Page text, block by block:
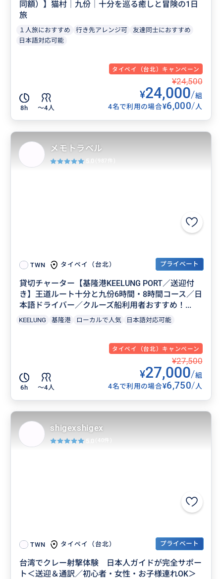
同額）】猫村│九份│十分を巡る癒しと冒険の1日
旅
１人旅におすすめ 行き先アレンジ可
友達同士におすすめ
日本語対応可能
タイペイ（台北）キャンペーン
8h 〜4人
¥24,500
¥24,000/組
4名で利用の場合¥6,000/人
TWN タイペイ（台北） プライベート
貸切チャーター【基隆港KEELUNG PORT／送迎付
き】王道ルート十分と九份6時間・8時間コース／日
本語ドライバー／クルーズ船利用者おすすめ！...
KEELUNG 基隆港 ローカルで人気 日本語対応可能
タイペイ（台北）キャンペーン
6h 〜4人
¥27,500
¥27,000/組
4名で利用の場合¥6,750/人
メモトラベル
5.0 (987件)
TWN タイペイ（台北） プライベート
台湾でクレー射撃体験 日本人ガイドが完全サポー
ト＜送迎＆通訳／初心者・女性・お子様連れOK＞
shigexshigex
5.0 (40件)